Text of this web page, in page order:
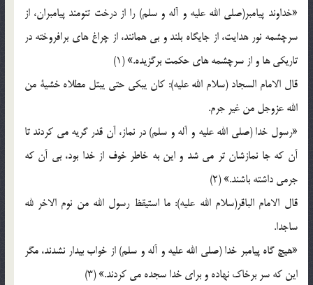
«خداوند پیامبر(صلی الله علیه و آله و سلم) را از درخت تنومند پیامبران، از
سرچشمه نور هدایت، از جایگاه بلند و بی همانند، از چراغ های برافروخته در
تاریکی ها و از سرچشمه های حکمت برگزیده.» (1)
قال الامام السجاد (سلام الله علیه): کان یبکی حتی یبتل مطلاه خشیة من
الله عزوجل من غیر جرم.
«رسول خدا (صلی الله علیه و آله و سلم) در نماز، آن قدر گریه می کردند تا
آن که جا نمازشان تر می شد و این به خاطر خوف از خدا بود، بی آن که
جرمی داشته باشند.» (2)
قال الامام الباقر(سلام الله علیه): ما استیقظ رسول الله من نوم الاخر لله
ساجدا.
«هیچ گاه پیامبر خدا (صلی الله علیه و آله و سلم) از خواب بیدار نشدند، مگر
این که سر برخاک نهاده و برای خدا سجده می کردند.» (3)